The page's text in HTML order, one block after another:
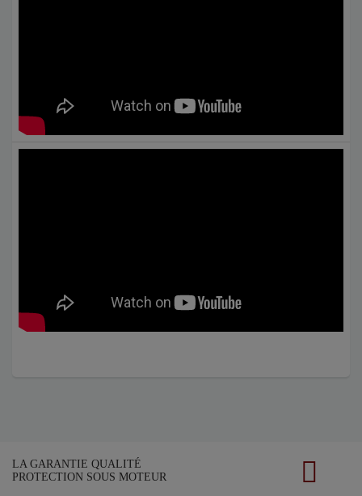
LA GARANTIE QUALITÉ
PROTECTION SOUS MOTEUR